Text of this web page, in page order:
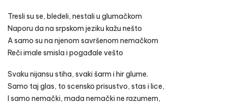
Tresli su se, bledeli, nestali u glumačkom
Naporu da na srpskom jeziku kažu nešto
A samo su na njenom savršenom nemačkom
Reči imale smisla i pogađale vešto
Svaku nijansu stiha, svaki šarm i hir glume.
Samo taj glas, to scensko prisustvo, stas i lice,
I samo nemački, mada nemački ne razumem,